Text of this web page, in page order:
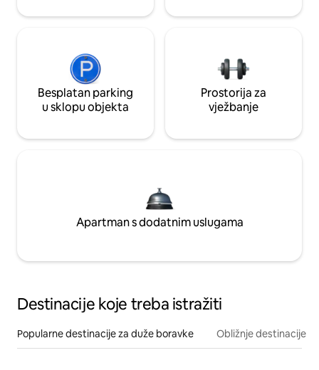
Besplatan parking
u sklopu objekta
Prostorija za
vježbanje
Apartman s dodatnim uslugama
Destinacije koje treba istražiti
Popularne destinacije za duže boravke Obližnje destinacije